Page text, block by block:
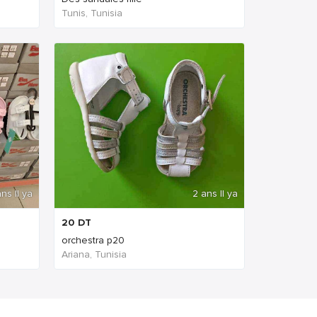
Tunis, Tunisia
Il ya 2 ans Il ya
20 DT
orchestra p20
Ariana, Tunisia